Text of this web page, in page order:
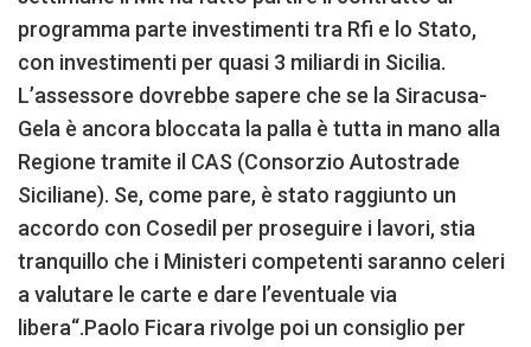
programma parte investimenti tra Rfi e lo Stato,
con investimenti per quasi 3 miliardi in Sicilia.
L’assessore dovrebbe sapere che se la Siracusa-
Gela è ancora bloccata la palla è tutta in mano alla
Regione tramite il CAS (Consorzio Autostrade
Siciliane). Se, come pare, è stato raggiunto un
accordo con Cosedil per proseguire i lavori, stia
tranquillo che i Ministeri competenti saranno celeri
a valutare le carte e dare l’eventuale via
libera“.Paolo Ficara rivolge poi un consiglio per